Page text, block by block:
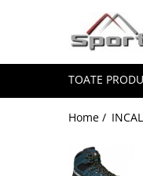
Toate Produsele
TOATE
Home /